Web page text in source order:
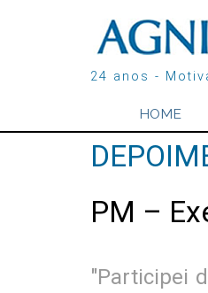
24 anos -
HOME
PM –
"Participei